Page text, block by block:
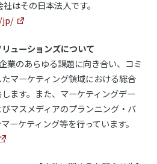
はその日本法人です。
jp/
ューションズについて
業のあらゆる課題に向き合い、コミ
マーケティング領域における総合
ます。また、マーケティングデー
マスメディアのプランニング・バ
ーケティング等を行っています。